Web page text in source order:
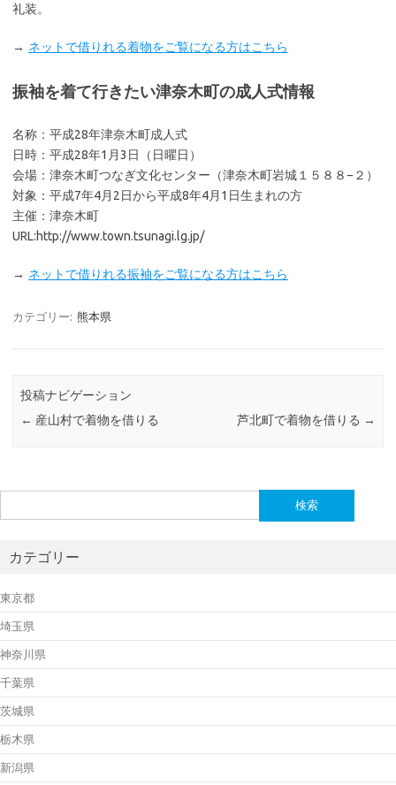
礼装。
→ ネットで借りれる着物をご覧になる方はこちら
振袖を着て行きたい津奈木町の成人式情報
名称：平成28年津奈木町成人式
日時：平成28年1月3日（日曜日）
会場：津奈木町つなぎ文化センター（津奈木町岩城１５８８−２）
対象：平成7年4月2日から平成8年4月1日生まれの方
主催：津奈木町
URL:http://www.town.tsunagi.lg.jp/
→ ネットで借りれる振袖をご覧になる方はこちら
カテゴリー: 熊本県
投稿ナビゲーション
← 産山村で着物を借りる 芦北町で着物を借りる →
索:
カテゴリー
東京都
埼玉県
神奈川県
千葉県
茨城県
栃木県
新潟県